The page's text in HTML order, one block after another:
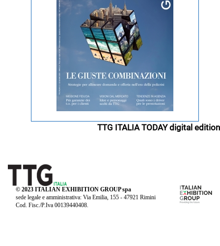
TTG ITALIA TODAY digital edition
© 2023 ITALIAN EXHIBITION GROUP spa
sede legale e amministrativa: Via Emilia, 155 - 47921 Rimini
Cod. Fisc./P.Iva 00139440408.